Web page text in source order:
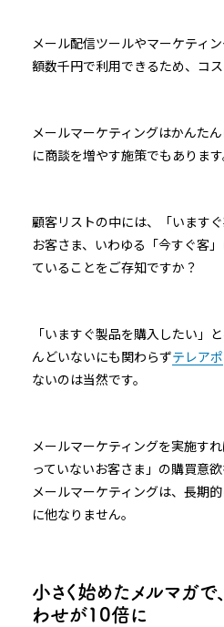
メール配信ツールやマーケティ
額数千円で利用できるため、コ
メールマーケティングはかんた
に商談を増やす施策でもあります
顧客リストの中には、「います
お客さま、いわゆる「今すぐ客
ていることをご存知ですか？
「いますぐ製品を購入したい」
んどいないにも関わらずテレアポ
ないのは当然です。
メールマーケティングを実施す
っていないお客さま」の購買意
メールマーケティングは、長期
に他なりません。
小さく始めたメルマガ
わせが10倍に